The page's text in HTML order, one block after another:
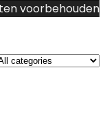
voorbehouden